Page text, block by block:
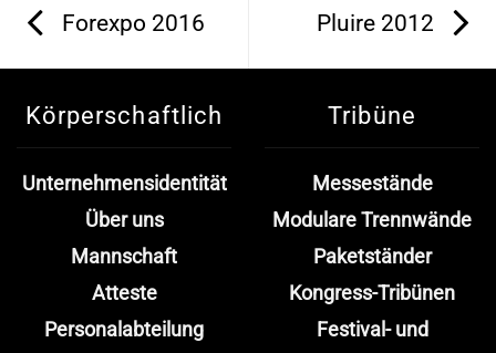
Forexpo 2016 Pluire 2012
Körperschaftlich
Unternehmensidentität
Über uns
Mannschaft
Atteste
Personalabteilung
Tribüne
Messestände
Modulare Trennwände
Paketständer
Kongress-Tribünen
Festival- und